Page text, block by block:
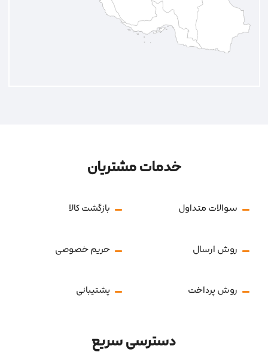
خدمات مشتریان
سوالات متداول بازگشت کالا
روش ارسال حریم خصوصی
روش پرداخت پشتیبانی
دسترسی سریع